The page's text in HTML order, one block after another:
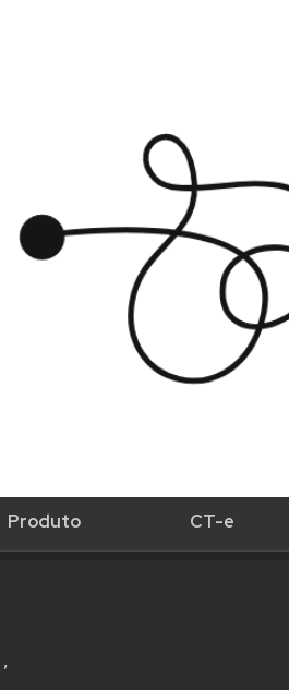
Produto CT-e
,